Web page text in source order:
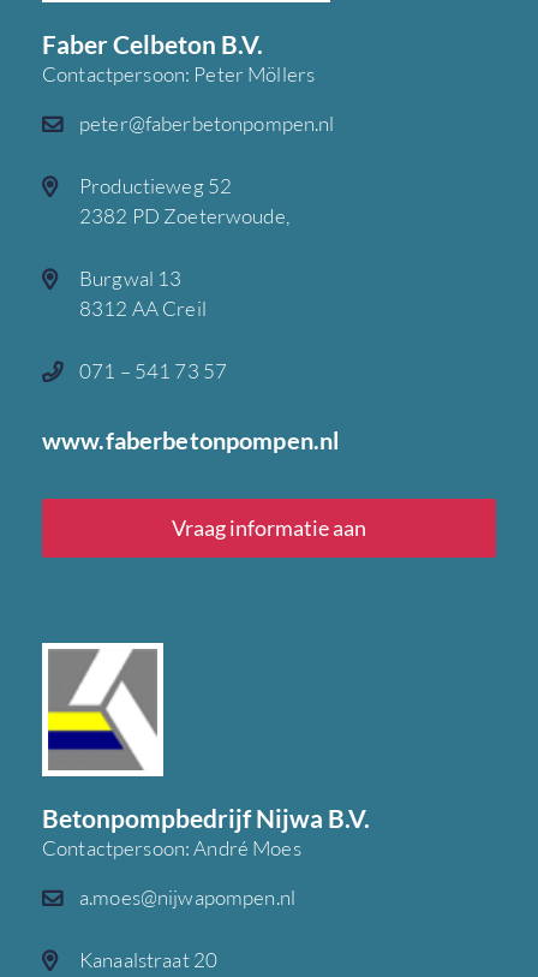
Faber Celbeton B.V.
Contactpersoon: Peter Möllers
peter@faberbetonpompen.nl
Productieweg 52
2382 PD Zoeterwoude,
Burgwal 13
8312 AA Creil
071 – 541 73 57
www.faberbetonpompen.nl
Vraag informatie aan
Betonpompbedrijf Nijwa B.V.
Contactpersoon: André Moes
a.moes@nijwapompen.nl
Kanaalstraat 20